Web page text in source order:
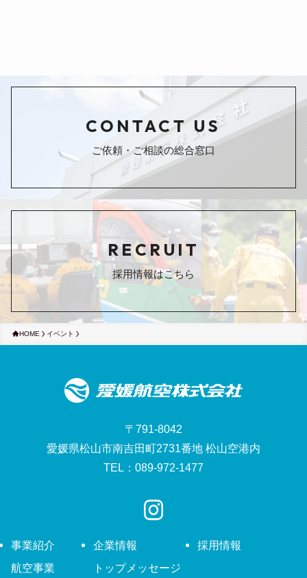
CONTACT US
ご依頼・ご相談の総合窓口
RECRUIT
採用情報はこちら
HOME イベント
〒791-8042
愛媛県松山市南吉田町2731番地 松山空港内
TEL：089-972-1477
事業紹介
航空事業
企業情報
トップメッセージ
採用情報